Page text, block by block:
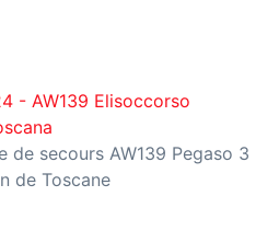
- AW139 Elisoccorso
de secours AW139 Pegaso 3
de Toscane